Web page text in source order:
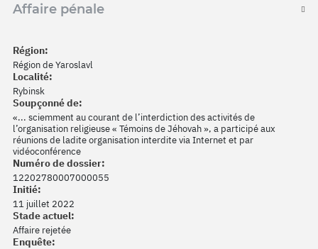
Affaire pénale
Région:
Région de Yaroslavl
Localité:
Rybinsk
Soupçonné de:
«... sciemment au courant de l’interdiction des activités de
l’organisation religieuse « Témoins de Jéhovah », a participé aux
réunions de ladite organisation interdite via Internet et par
vidéoconférence
Numéro de dossier:
12202780007000055
Initié:
11 juillet 2022
Stade actuel:
Affaire rejetée
Enquête: